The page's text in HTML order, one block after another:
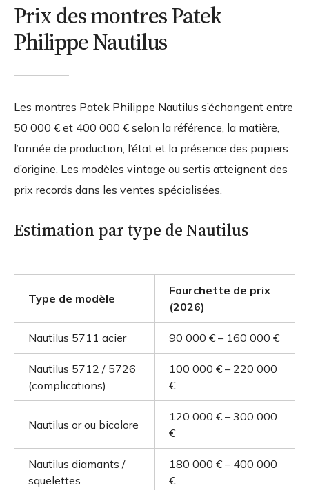
Prix des montres Patek
Philippe Nautilus
Les montres Patek Philippe Nautilus s’échangent entre
50 000 € et 400 000 € selon la référence, la matière,
l’année de production, l’état et la présence des papiers
d’origine. Les modèles vintage ou sertis atteignent des
prix records dans les ventes spécialisées.
Estimation par type de Nautilus
Type de modèle
Fourchette de prix
(2026)
Nautilus 5711 acier 90 000 € – 160 000 €
Nautilus 5712 / 5726
(complications)
100 000 € – 220 000
€
Nautilus or ou bicolore
120 000 € – 300 000
€
Nautilus diamants /
squelettes
180 000 € – 400 000
€